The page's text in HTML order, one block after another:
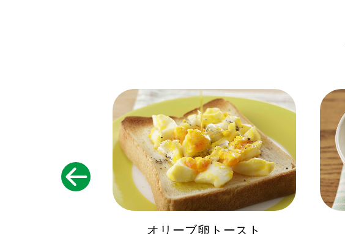
オリーブ卵トースト